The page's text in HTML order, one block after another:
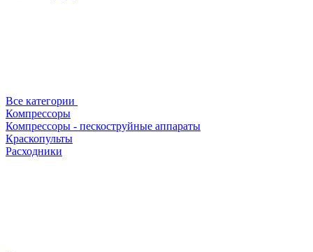
Все категории
Компрессоры
Компрессоры - пескоструйные аппараты
Краскопульты
Расходники